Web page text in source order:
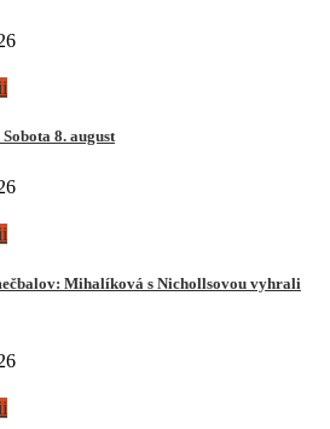
8. august
Mihalíková s Nichollsovou vyhrali